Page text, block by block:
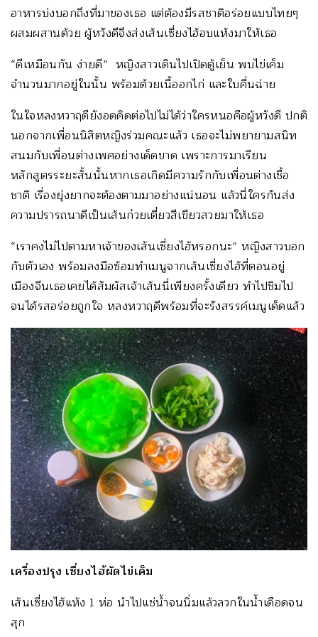
อาหารบ่งบอกถึงที่มาของเธอ แต่ต้องมีรสชาติอร่อยแบบไทยๆ
ผสมผสานด้วย ผู้หวังดีจึงส่งเส้นเซี่ยงไฮ้อบแห้งมาให้เธอ
“ดีเหมือนกัน ง่ายดี” หญิงสาวเดินไปเปิดตู้เย็น พบไข่เค็ม
จำนวนมากอยู่ในนั้น พร้อมด้วยเนื้ออกไก่ และใบคื่นฉ่าย
ในใจหลงหวาฤดียังอดคิดต่อไปไม่ได้ว่าใครหนอคือผู้หวังดี ปกติ
นอกจากเพื่อนนิสิตหญิงร่วมคณะแล้ว เธอจะไม่พยายามสนิท
สนมกับเพื่อนต่างเพศอย่างเด็ดขาด เพราะการมาเรียน
หลักสูตรระยะสั้นนั้นหากเธอเกิดมีความรักกับเพื่อนต่างเชื้อ
ชาติ เรื่องยุ่งยากจะต้องตามมาอย่างแน่นอน แล้วนี่ใครกันส่ง
ความปรารถนาดีเป็นเส้นก๋วยเตี๋ยวสีเขียวสวยมาให้เธอ
“เราคงไม่ไปตามหาเจ้าของเส้นเซี่ยงไฮ้หรอกนะ” หญิงสาวบอก
กับตัวเอง พร้อมลงมือซ้อมทำเมนูจากเส้นเซี่ยงไฮ้ที่ตอนอยู่
เมืองจีนเธอเคยได้สัมผัสเจ้าเส้นนี่เพียงครั้งเดียว ทำไปชิมไป
จนได้รสอร่อยถูกใจ หลงหวาฤดีพร้อมที่จะรังสรรค์เมนูเด็ดแล้ว
เครื่องปรุง เซี่ยงไฮ้ผัดไข่เค็ม
เส้นเซี่ยงไฮ้แห้ง 1ห่อ นำไปแช่น้ำจนนิ่มแล้วลวกในน้ำเดือดจน
สุก